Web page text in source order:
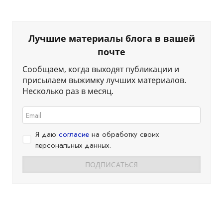
Лучшие материалы блога в вашей
почте
Сообщаем, когда выходят публикации и
присылаем выжимку лучших материалов.
Несколько раз в месяц.
Я даю согласие на обработку своих
персональных данных.